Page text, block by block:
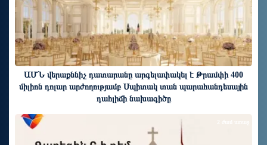
ԱՄՆ վերաքննիչ դատարանը արգելափակել է Թրամփի 400
միլիոն դոլար արժողությամբ Սպիտակ տան պարահանդեսային
դահլիճի նախագիծը